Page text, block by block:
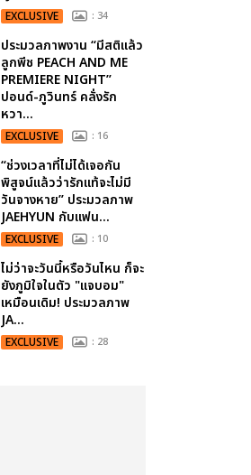
EXCLUSIVE : 34
ประมวลภาพงาน “มีสติแล้ว
ลูกพีช PEACH AND ME
PREMIERE NIGHT”
ปอนด์-ภูวินทร์ คลั่งรัก
หวา...
EXCLUSIVE : 16
“ช่วงเวลาที่ไม่ได้เจอกัน
พิสูจน์แล้วว่ารักแท้จะไม่มี
วันจางหาย” ประมวลภาพ
JAEHYUN กับแฟน...
EXCLUSIVE : 10
ไม่ว่าจะวันนี้หรือวันไหน ก็จะ
ยังภูมิใจในตัว "แจบอม"
เหมือนเดิม! ประมวลภาพ
JA...
EXCLUSIVE : 28